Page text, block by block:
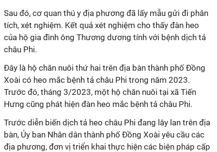
Sau đó, cơ quan thú y địa phương đã lấy mẫu gửi đi phân
tích, xét nghiệm. Kết quả xét nghiệm cho thấy đàn heo
của hộ gia đình ông Thương dương tính với bệnh dịch tả
châu Phi.
Đây là hộ chăn nuôi thứ hai trên địa bàn thành phố Đồng
Xoài có heo mắc bệnh tả châu Phi trong năm 2023.
Trước đó, tháng 3/2023, một hộ chăn nuôi tại xã Tiến
Hưng cũng phát hiện đàn heo mắc bệnh tả châu Phi.
Trước diễn biến dịch tả heo châu Phi đang lây lan trên địa
bàn, Ủy ban Nhân dân thành phố Đồng Xoài yêu cầu các
địa phương, đơn vị triển khai thực hiện các biện pháp cấp